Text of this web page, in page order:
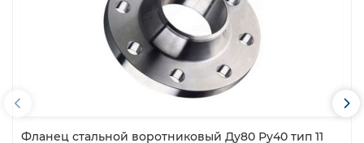
Фланец стальной воротниковый Ду80 Ру40 тип 11